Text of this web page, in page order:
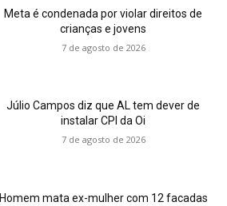
Meta é condenada por violar direitos de
crianças e jovens
7 de agosto de 2026
Júlio Campos diz que AL tem dever de
instalar CPI da Oi
7 de agosto de 2026
Homem mata ex-mulher com 12 facadas